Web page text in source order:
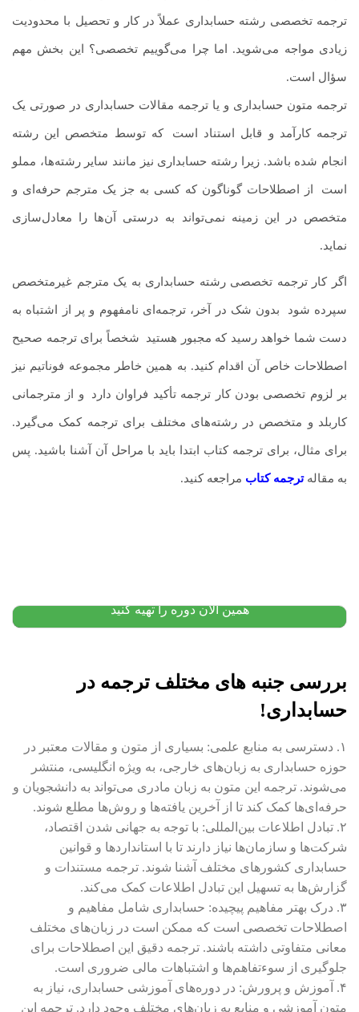
ترجمه تخصصی رشته حسابداری عملاً در کار و تحصیل با محدودیت
زیادی مواجه می‌شوید. اما چرا می‌گوییم تخصصی؟ این بخش مهم
سؤال است.
ترجمه متون حسابداری و یا ترجمه مقالات حسابداری در صورتی یک
ترجمه کارآمد و قابل استناد است که توسط متخصص این رشته
انجام شده باشد. زیرا رشته حسابداری نیز مانند سایر رشته‌ها، مملو
است از اصطلاحات گوناگون که کسی به جز یک مترجم حرفه‌ای و
متخصص در این زمینه نمی‌تواند به درستی آن‌ها را معادل‌سازی
نماید.
اگر کار ترجمه تخصصی رشته حسابداری به یک مترجم غیرمتخصص
سپرده شود بدون شک در آخر، ترجمه‌ای نامفهوم و پر از اشتباه به
دست شما خواهد رسید که مجبور هستید شخصاً برای ترجمه صحیح
اصطلاحات خاص آن اقدام کنید. به همین خاطر مجموعه فوناتیم نیز
بر لزوم تخصصی بودن کار ترجمه تأکید فراوان دارد و از مترجمانی
کاربلد و متخصص در رشته‌های مختلف برای ترجمه کمک می‌گیرد.
برای مثال، برای ترجمه کتاب ابتدا باید با مراحل آن آشنا باشید. پس
به مقالهترجمه کتاب مراجعه کنید.
همین الان دوره را تهیه کنید
بررسی جنبه های مختلف ترجمه در
حسابداری!
۱. دسترسی به منابع علمی: بسیاری از متون و مقالات معتبر در
حوزه حسابداری به زبان‌های خارجی، به ویژه انگلیسی، منتشر
می‌شوند. ترجمه این متون به زبان مادری می‌تواند به دانشجویان و
حرفه‌ای‌ها کمک کند تا از آخرین یافته‌ها و روش‌ها مطلع شوند.
۲. تبادل اطلاعات بین‌المللی: با توجه به جهانی شدن اقتصاد،
شرکت‌ها و سازمان‌ها نیاز دارند تا با استانداردها و قوانین
حسابداری کشورهای مختلف آشنا شوند. ترجمه مستندات و
گزارش‌ها به تسهیل این تبادل اطلاعات کمک می‌کند.
۳. درک بهتر مفاهیم پیچیده: حسابداری شامل مفاهیم و
اصطلاحات تخصصی است که ممکن است در زبان‌های مختلف
معانی متفاوتی داشته باشند. ترجمه دقیق این اصطلاحات برای
جلوگیری از سوءتفاهم‌ها و اشتباهات مالی ضروری است.
۴. آموزش و پرورش: در دوره‌های آموزشی حسابداری، نیاز به
متون آموزشی و منابع به زبان‌های مختلف وجود دارد. ترجمه این